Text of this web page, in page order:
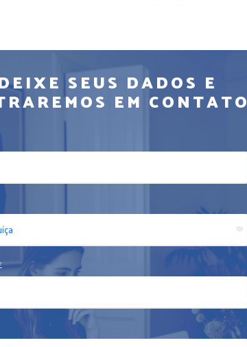
SEUS DADOS E
EM CONTATO